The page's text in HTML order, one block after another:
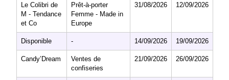
Le Colibri de
M - Tendance
et Co
Prêt-à-porter
Femme - Made in
Europe
31/08/2026 12/09/2026
Disponible - 14/09/2026 19/09/2026
Candy’Dream
Ventes de
confiseries
21/09/2026 26/09/2026